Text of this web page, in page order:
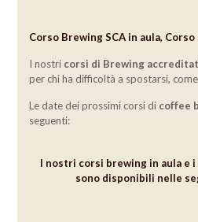
Corso Brewing SCA in aula,
I nostri corsi di Brewing accreditat
per chi ha difficoltà a spostarsi,
Le date dei prossimi corsi di coffee
seguenti:
I nostri corsi brewing in aula e
sono disponibili nelle